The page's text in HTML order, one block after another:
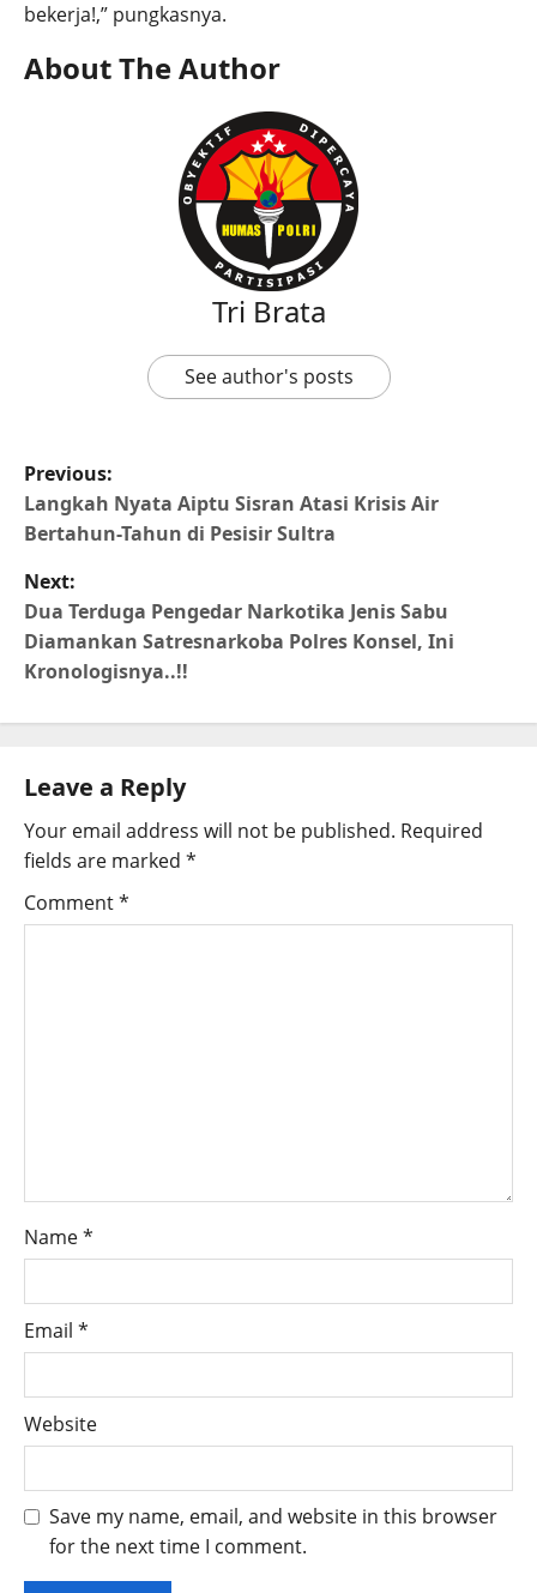
bekerja!,” pungkasnya.
About The Author
Tri Brata
See author's posts
Previous:
Langkah Nyata Aiptu Sisran Atasi Krisis Air
Bertahun-Tahun di Pesisir Sultra
Next:
Dua Terduga Pengedar Narkotika Jenis Sabu
Diamankan Satresnarkoba Polres Konsel, Ini
Kronologisnya..!!
Leave a Reply
Your email address will not be published. Required
fields are marked *
Comment*
Name*
Email *
Website
Save my name, email, and website in this browser
for the next time I comment.